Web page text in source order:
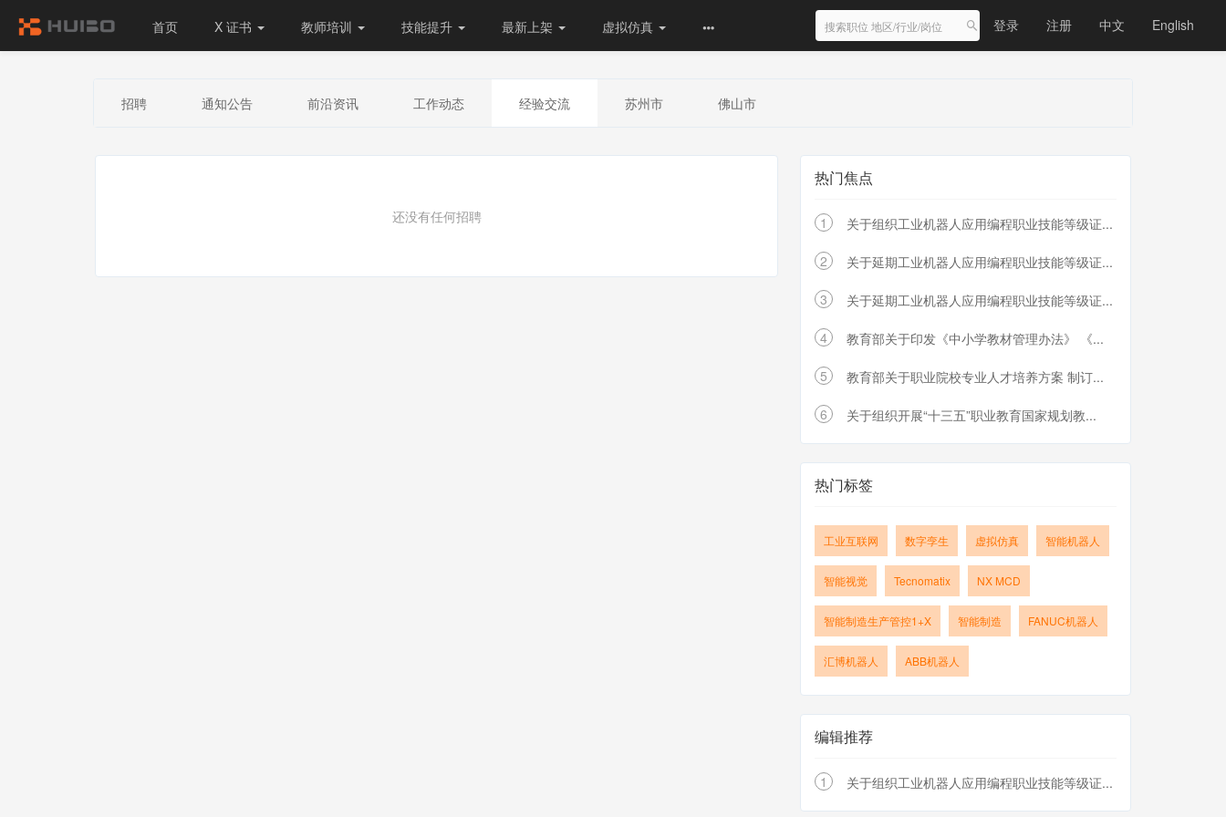
首页 X 证书 教师培训 技能提升 最新上架 虚拟仿真 登录 注册 中文 English
招聘 通知公告 前沿资讯 工作动态 经验交流 苏州市 佛山市
还没有任何招聘
热门焦点
1 关于组织工业机器人应用编程职业技能等级证...
2 关于延期工业机器人应用编程职业技能等级证...
3 关于延期工业机器人应用编程职业技能等级证...
4 教育部关于印发《中小学教材管理办法》 《...
5 教育部关于职业院校专业人才培养方案 制订...
6 关于组织开展“十三五”职业教育国家规划教...
热门标签
工业互联网 数字孪生 虚拟仿真 智能机器人
智能视觉 Tecnomatix NX MCD
智能制造生产管控1+X 智能制造 FANUC机器人
汇博机器人 ABB机器人
编辑推荐
1 关于组织工业机器人应用编程职业技能等级证...